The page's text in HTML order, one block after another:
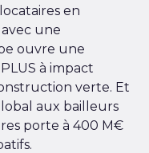
en
une
ouvre une
à impact
verte. Et
aux bailleurs
porte à 400 M€